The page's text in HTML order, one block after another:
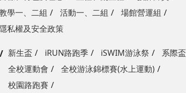
學一、二組
活動一、二組
場館營運組
私權及安全政策
新生盃 iRUN路跑季 iSWIM游泳祭
系際盃
全校運動會
全校游泳錦標賽(水上運動)
校園路跑賽